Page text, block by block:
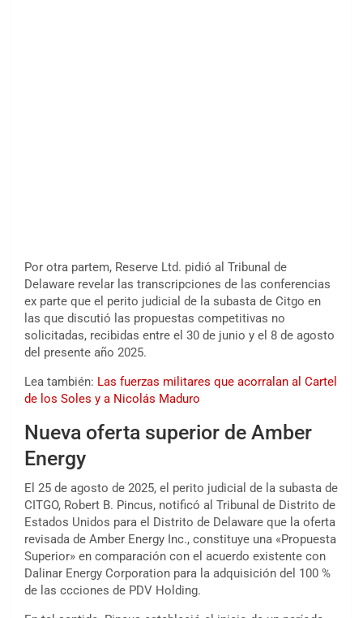
Por otra partem, Reserve Ltd. pidió al Tribunal de
Delaware revelar las transcripciones de las conferencias
ex parte que el perito judicial de la subasta de Citgo en
las que discutió las propuestas competitivas no
solicitadas, recibidas entre el 30 de junio y el 8 de agosto
del presente año 2025.
Lea también: Las fuerzas militares que acorralan al Cartel
de los Soles y a Nicolás Maduro
Nueva oferta superior de Amber
Energy
El 25 de agosto de 2025, el perito judicial de la subasta de
CITGO, Robert B. Pincus, notificó al Tribunal de Distrito de
Estados Unidos para el Distrito de Delaware que la oferta
revisada de Amber Energy Inc., constituye una «Propuesta
Superior» en comparación con el acuerdo existente con
Dalinar Energy Corporation para la adquisición del 100 %
de las ccciones de PDV Holding.